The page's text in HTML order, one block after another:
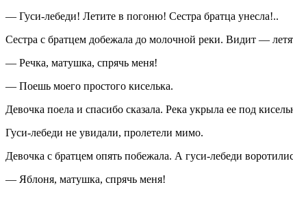
— Гуси-лебеди! Летите в погоню! Сестра братца унесла!..
Сестра с братцем добежала до молочной реки. Видит —
— Речка, матушка, спрячь меня!
— Поешь моего простого киселька.
Девочка поела и спасибо сказала. Река укрыла ее под
Гуси-лебеди не увидали, пролетели мимо.
Девочка с братцем опять побежала. А гуси-лебеди
— Яблоня, матушка, спрячь меня!